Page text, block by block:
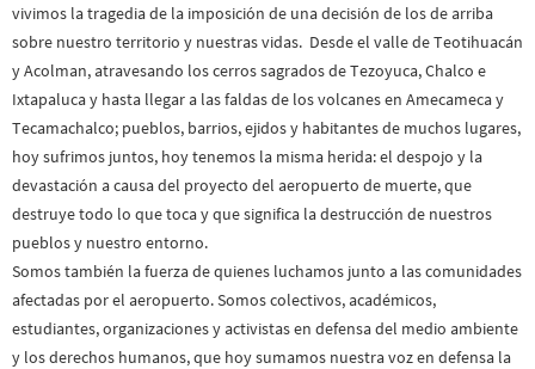
vivimos la tragedia de la imposición de una decisión de los de arriba
sobre nuestro territorio y nuestras vidas. Desde el valle de Teotihuacán
y Acolman, atravesando los cerros sagrados de Tezoyuca, Chalco e
Ixtapaluca y hasta llegar a las faldas de los volcanes en Amecameca y
Tecamachalco; pueblos, barrios, ejidos y habitantes de muchos lugares,
hoy sufrimos juntos, hoy tenemos la misma herida: el despojo y la
devastación a causa del proyecto del aeropuerto de muerte, que
destruye todo lo que toca y que significa la destrucción de nuestros
pueblos y nuestro entorno.
Somos también la fuerza de quienes luchamos junto a las comunidades
afectadas por el aeropuerto. Somos colectivos, académicos,
estudiantes, organizaciones y activistas en defensa del medio ambiente
y los derechos humanos, que hoy sumamos nuestra voz en defensa la